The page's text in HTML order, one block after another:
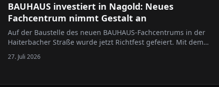
BAUHAUS investiert in Nagold: Neues
Fachcentrum nimmt Gestalt an
Auf der Baustelle des neuen BAUHAUS-Fachcentrums in der
Haiterbacher Straße wurde jetzt Richtfest gefeiert. Mit dem
Neubau entsteht bis Ende 2026 ein deutlich größerer
Standort, der das bisherige Fachcentrum in unmittelbarer
27. Juli 2026